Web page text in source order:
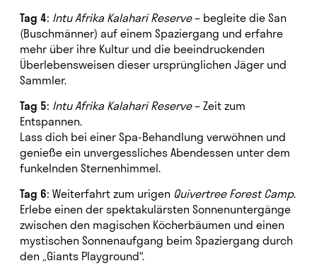
Tag 4: Intu Afrika Kalahari Reserve– begleite die San
(Buschmänner) auf einem Spaziergang und erfahre
mehr über ihre Kultur und die beeindruckenden
Überlebensweisen dieser ursprünglichen Jäger und
Sammler.
Tag 5: Intu Afrika Kalahari Reserve– Zeit zum
Entspannen.
Lass dich bei einer Spa-Behandlung verwöhnen und
genieße ein unvergessliches Abendessen unter dem
funkelnden Sternenhimmel.
Tag 6: Weiterfahrt zum urigen Quivertree Forest Camp.
Erlebe einen der spektakulärsten Sonnenuntergänge
zwischen den magischen Köcherbäumen und einen
mystischen Sonnenaufgang beim Spaziergang durch
den „Giants Playground“.